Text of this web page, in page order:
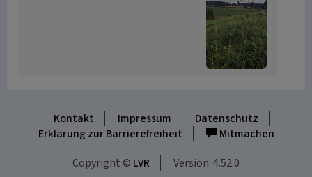
Kontakt Impressum
Datenschutz
Erklärung zur Barrierefreiheit
Mitmachen
Copyright © LVR Version: 4.52.0